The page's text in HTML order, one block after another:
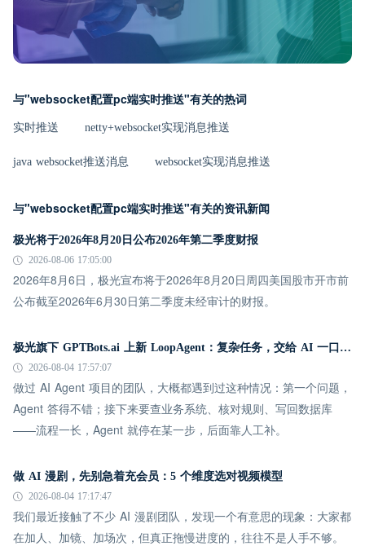
与"websocket配置pc端实时推送"有关的热词
实时推送 netty+websocket实现消息推送
java websocket推送消息 websocket实现消息推送
与"websocket配置pc端实时推送"有关的资讯新闻
极光将于2026年8月20日公布2026年第二季度财报
2026-08-06 17:05:00
2026年8月6日，极光宣布将于2026年8月20日周四美国股市开市前
公布截至2026年6月30日第二季度未经审计的财报。
极光旗下 GPTBots.ai 上新 LoopAgent：复杂任务，交给 AI 一口气跑完
2026-08-04 17:57:07
做过 AI Agent 项目的团队，大概都遇到过这种情况：第一个问题，
Agent 答得不错；接下来要查业务系统、核对规则、写回数据库
——流程一长，Agent 就停在某一步，后面靠人工补。
做 AI 漫剧，先别急着充会员：5 个维度选对视频模型
2026-08-04 17:17:47
我们最近接触了不少 AI 漫剧团队，发现一个有意思的现象：大家都
在加人、加镜、加场次，但真正拖慢进度的，往往不是人手不够。